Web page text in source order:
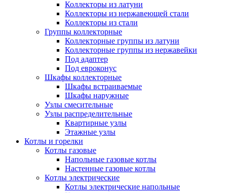
Коллекторы из латуни
Коллекторы из нержавеющей стали
Коллекторы из стали
Группы коллекторные
Коллекторные группы из латуни
Коллекторные группы из нержавейки
Под адаптер
Под евроконус
Шкафы коллекторные
Шкафы встраиваемые
Шкафы наружные
Узлы смесительные
Узлы распределительные
Квартирные узлы
Этажные узлы
Котлы и горелки
Котлы газовые
Напольные газовые котлы
Настенные газовые котлы
Котлы электрические
Котлы электрические напольные